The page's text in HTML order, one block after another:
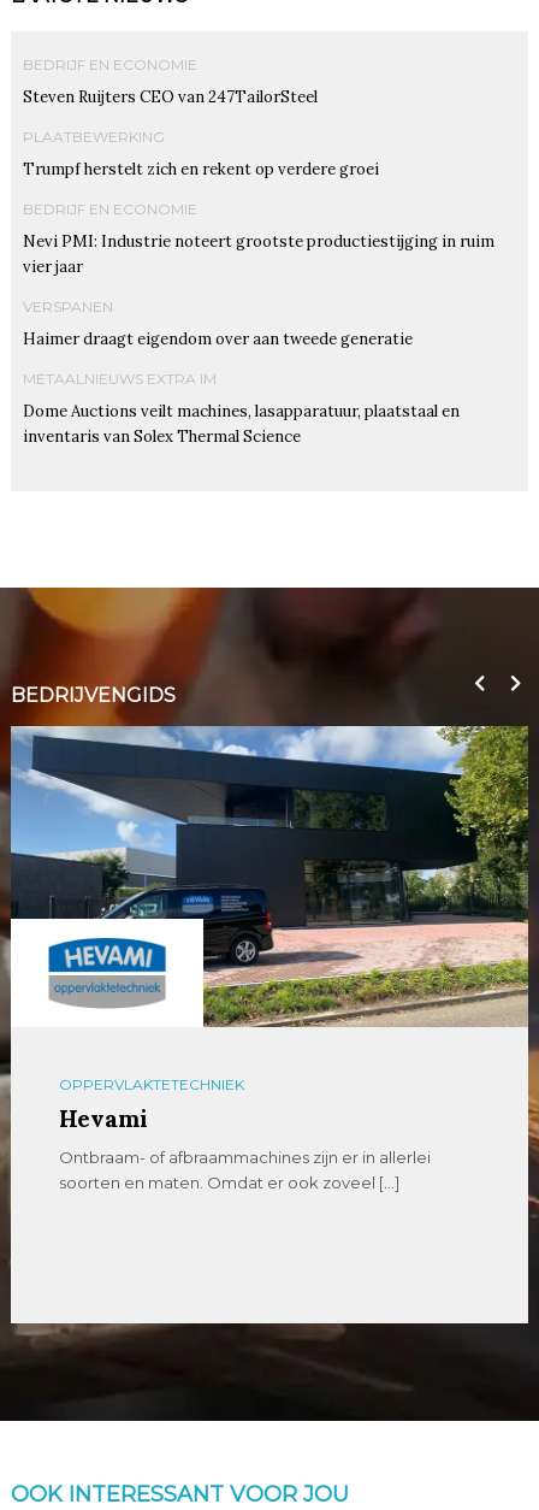
BEDRIJF EN ECONOMIE
Steven Ruijters CEO van 247TailorSteel
PLAATBEWERKING
Trumpf herstelt zich en rekent op verdere groei
BEDRIJF EN ECONOMIE
Nevi PMI: Industrie noteert grootste productiestijging in ruim
vier jaar
VERSPANEN
Haimer draagt eigendom over aan tweede generatie
METAALNIEUWS EXTRA IM
Dome Auctions veilt machines, lasapparatuur, plaatstaal en
inventaris van Solex Thermal Science
BEDRIJVENGIDS
OPPERVLAKTETECHNIEK
Hevami
Ontbraam- of afbraammachines zijn er in allerlei
soorten en maten. Omdat er ook zoveel […]
OOK INTERESSANT VOOR JOU